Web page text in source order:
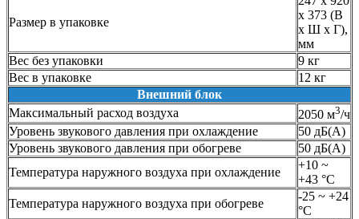
Размер в упаковке
x 373 (В
х Ш х Г),
мм
Вес без упаковки
9 кг
Вес в упаковке
12 кг
Внешний блок
Максимальный расход воздуха
2050 м3/ч
Уровень звукового давления при охлаждение
50 дБ(А)
Уровень звукового давления при обогреве
50 дБ(А)
Температура наружного воздуха при охлаждение
+10 ~
+43 °С
Температура наружного воздуха при обогреве
-25 ~ +24
°С